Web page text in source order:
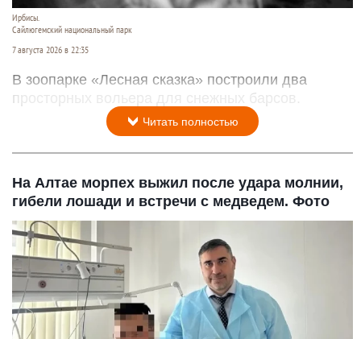
Ирбисы.
Сайлюгемский национальный парк
7 августа 2026 в 22:35
В зоопарке «Лесная сказка» построили два
просторных вольера для снежных барсов.
Читать полностью
На Алтае морпех выжил после удара молнии,
гибели лошади и встречи с медведем. Фото